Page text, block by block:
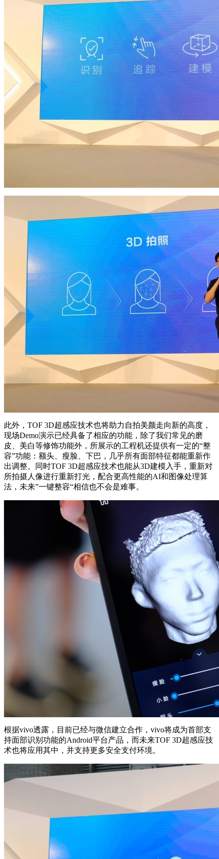
此外，TOF 3D超感应技术也将助力自拍美颜走向新的高度，
现场Demo演示已经具备了相应的功能，除了我们常见的磨
皮、美白等修饰功能外，所展示的工程机还提供有一定的“整
容”功能：额头、瘦脸、下巴，几乎所有面部特征都能重新作
出调整。同时TOF 3D超感应技术也能从3D建模入手，重新对
所拍摄人像进行重新打光，配合更高性能的AI和图像处理算
法，未来”一键整容“相信也不会是难事。
根据vivo透露，目前已经与微信建立合作，vivo将成为首部支
持面部识别功能的Android平台产品，而未来TOF 3D超感应技
术也将应用其中，并支持更多安全支付环境。